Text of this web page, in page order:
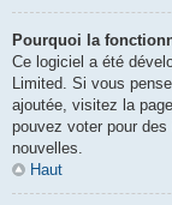
Pourquoi la
Ce logiciel a été
Limited. Si vous
ajoutée, visitez la page
pouvez voter pour
nouvelles.
Haut